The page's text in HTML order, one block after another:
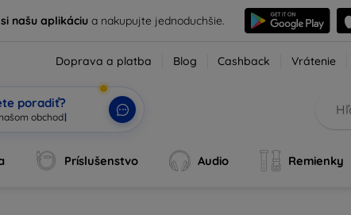
našu aplikáciua nakupujte jednoduchšie.
Doprava a platba Blog Cashback Vrátenie
poradiť?
Príslušenstvo Audio Remienky